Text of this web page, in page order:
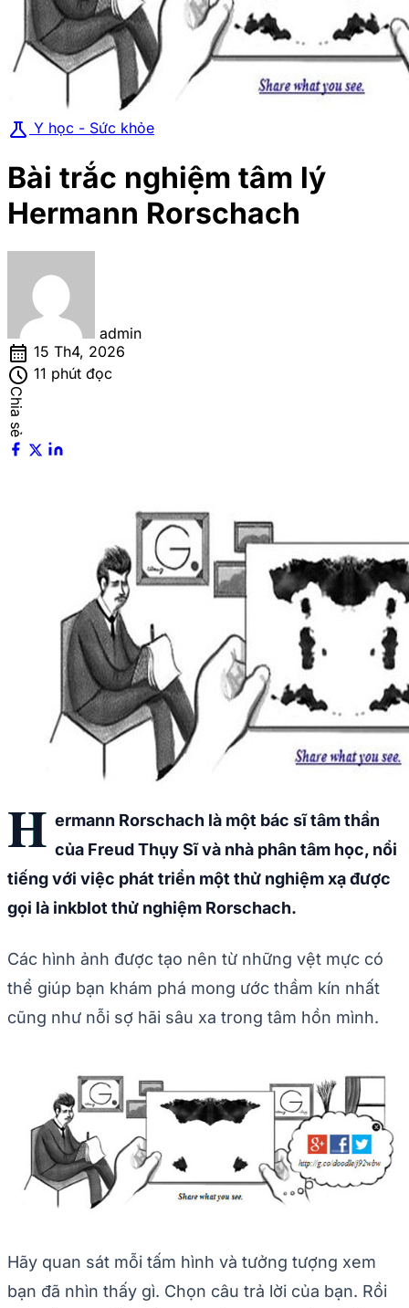
science Y học - Sức khỏe
Bài trắc nghiệm tâm lý
Hermann Rorschach
admin
calendar_month 15 Th4, 2026
schedule 11 phút đọc
Chia sẻ
H ermann Rorschach là một bác sĩ tâm thần
của Freud Thụy Sĩ và nhà phân tâm học, nổi
tiếng với việc phát triển một thử nghiệm xạ được
gọi là inkblot thử nghiệm Rorschach.
Các hình ảnh được tạo nên từ những vệt mực có
thể giúp bạn khám phá mong ước thầm kín nhất
cũng như nỗi sợ hãi sâu xa trong tâm hồn mình.
Hãy quan sát mỗi tấm hình và tưởng tượng xem
bạn đã nhìn thấy gì. Chọn câu trả lời của bạn. Rồi